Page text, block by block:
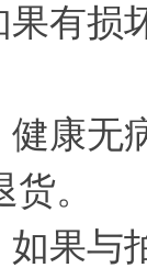
有损
康无
。
果与